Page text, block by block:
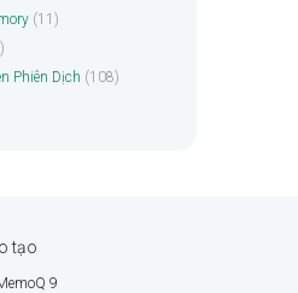
(11)
Phiên Dịch (108)
tạo
9